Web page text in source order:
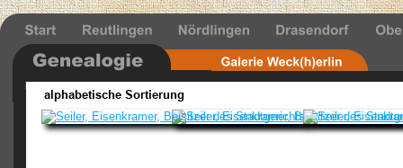
alphabetische Sortierung